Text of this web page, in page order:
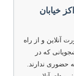
و از راه
که در
ندارند.